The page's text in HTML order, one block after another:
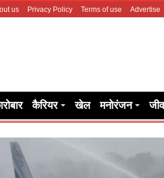
us Privacy Policy Terms of use Advertise
कैरियर खेल मनोरंजन